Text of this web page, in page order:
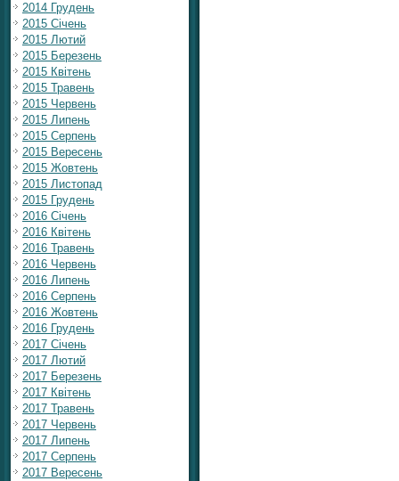
2014 Грудень
2015 Січень
2015 Лютий
2015 Березень
2015 Квітень
2015 Травень
2015 Червень
2015 Липень
2015 Серпень
2015 Вересень
2015 Жовтень
2015 Листопад
2015 Грудень
2016 Січень
2016 Квітень
2016 Травень
2016 Червень
2016 Липень
2016 Серпень
2016 Жовтень
2016 Грудень
2017 Січень
2017 Лютий
2017 Березень
2017 Квітень
2017 Травень
2017 Червень
2017 Липень
2017 Серпень
2017 Вересень